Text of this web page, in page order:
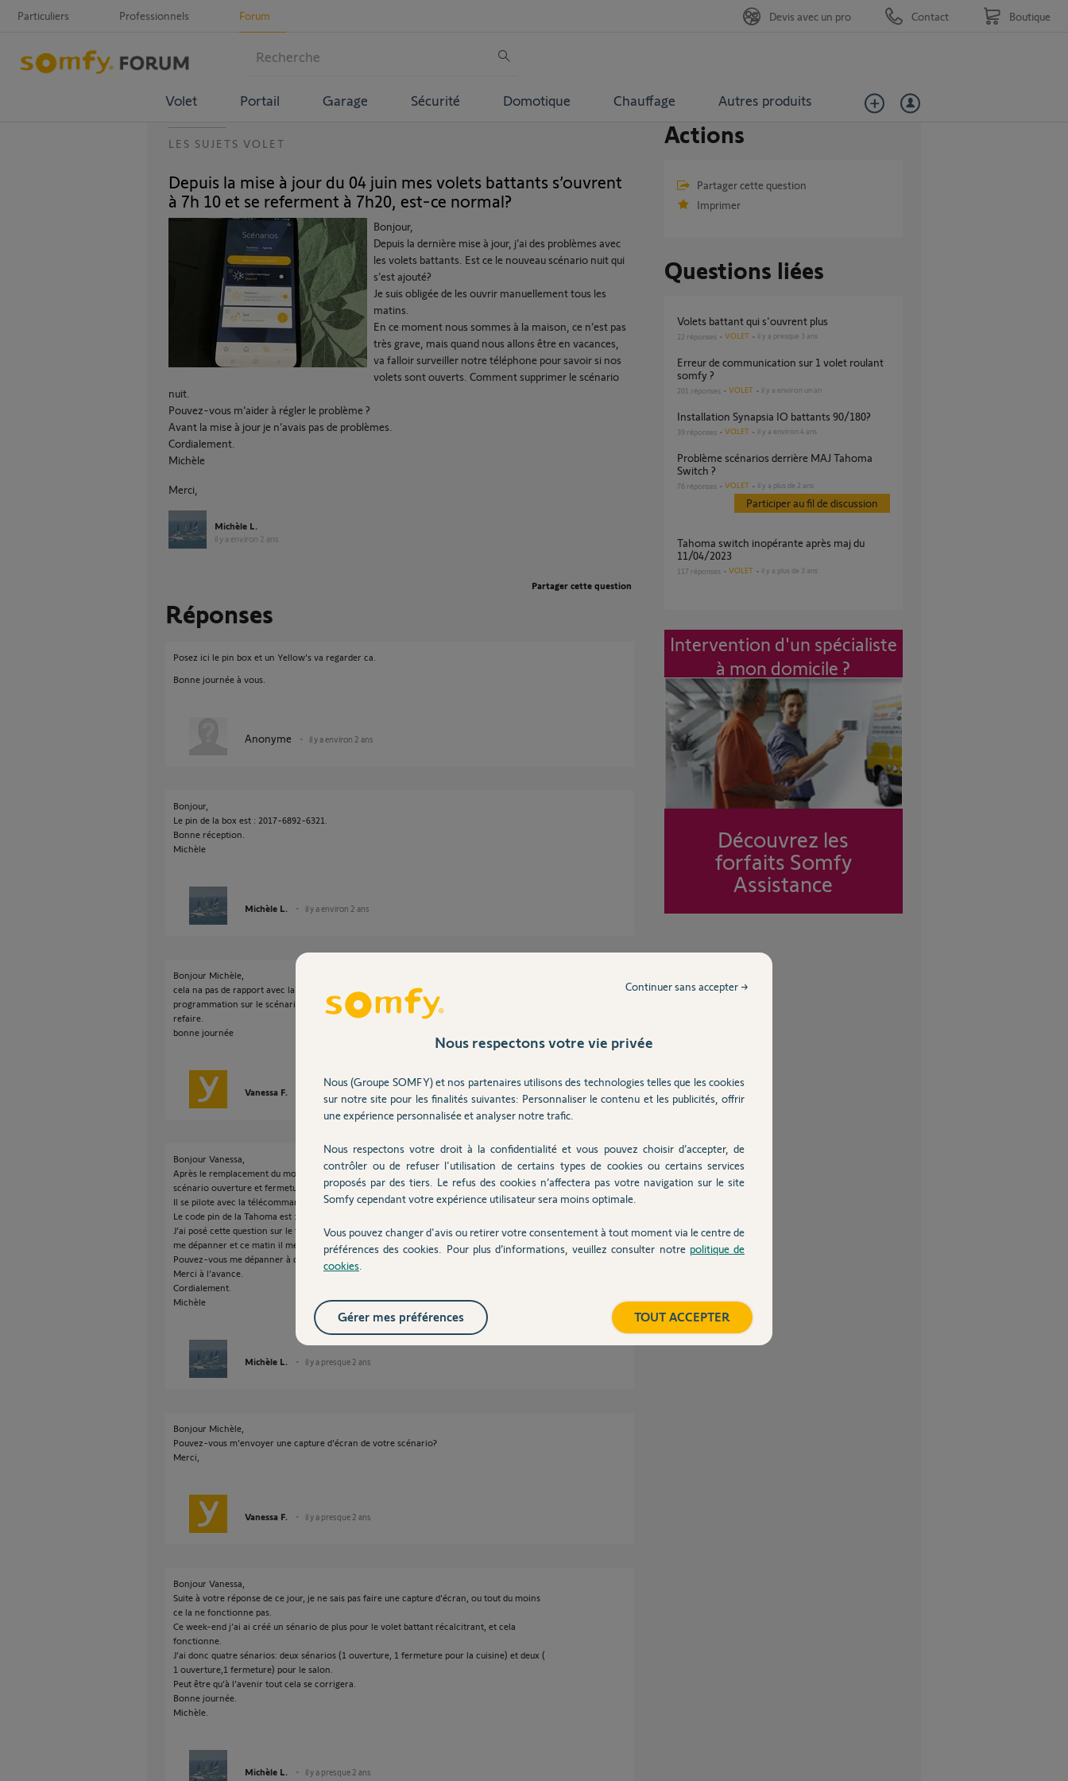
Particuliers Professionnels Forum
Volet Portail Garage Sécurité Domotique Chauffage Autres produits
Devis avec un pro Contact Boutique
LES SUJETS VOLET
Depuis la mise à jour du 04 juin mes volets battants s’ouvrent
à 7h 10 et se referment à 7h20, est-ce normal?
Bonjour,
Depuis la dernière mise à jour, j’ai des problèmes avec
les volets battants. Est ce le nouveau scénario nuit qui
s’est ajouté?
Je suis obligée de les ouvrir manuellement tous les
matins.
En ce moment nous sommes à la maison, ce n’est pas
très grave, mais quand nous allons être en vacances,
va falloir surveiller notre téléphone pour savoir si nos
volets sont ouverts. Comment supprimer le scénario
nuit.
Pouvez-vous m’aider à régler le problème ?
Avant la mise à jour je n’avais pas de problèmes.
Cordialement.
Michèle
Merci,
Michèle L.
il y a environ 2 ans
Partager cette question
Réponses
Posez ici le pin box et un Yellow's va regarder ca.
Bonne journée à vous.
Anonyme il y a environ 2 ans
Bonjour,
Le pin de la box est : 2017-6892-6321.
Bonne réception.
Michèle
Michèle L. il y a environ 2 ans
Bonjour Michèle,
cela na pas de rapport avec la mise a jour. visiblement il y a une erreur sur la
programmation sur le scénario 3 je supprime tout vos programmation horaire il faudra les
refaire.
bonne journée
Vanessa F. il y a environ 2 ans
Bonjour Vanessa,
Après le remplacement du moteur volet du salon, ce dernier ne se pilote pas avec le
scénario ouverture et fermeture.
Il se pilote avec la télécommande, le téléphone, la tablette.
Le code pin de la Tahoma est :2017- 6892-6321.
J’ai posé cette question sur le forum hier, c’est Coyote qui m’a répondu mais il ne sait pas
me dépanner et ce matin il me dit de m’adresser à vous.
Pouvez-vous me dépanner à distance. Mon installateur ne sait pas.
Merci à l’avance.
Cordialement.
Michèle
Michèle L. il y a presque 2 ans
Bonjour Michèle,
Pouvez-vous m'envoyer une capture d'écran de votre scénario?
Merci,
Vanessa F. il y a presque 2 ans
Bonjour Vanessa,
Suite à votre réponse de ce jour, je ne sais pas faire une capture d’écran, ou tout du moins
ce la ne fonctionne pas.
Ce week-end j’ai ai créé un sénario de plus pour le volet battant récalcitrant, et cela
fonctionne.
J’ai donc quatre sénarios: deux sénarios (1 ouverture, 1 fermeture pour la cuisine) et deux (
1 ouverture,1 fermeture) pour le salon.
Peut être qu’à l’avenir tout cela se corrigera.
Bonne journée.
Michèle.
Michèle L. il y a presque 2 ans
Actions
Partager cette question
Imprimer
Questions liées
Volets battant qui s'ouvrent plus
22 réponses VOLET il y a presque 3 ans
Erreur de communication sur 1 volet roulant
somfy ?
201 réponses VOLET il y a environ un an
Installation Synapsia IO battants 90/180?
39 réponses VOLET il y a environ 4 ans
Problème scénarios derrière MAJ Tahoma
Switch ?
76 réponses VOLET il y a plus de 2 ans
Participer au fil de discussion
Tahoma switch inopérante après maj du
11/04/2023
117 réponses VOLET il y a plus de 3 ans
Intervention d'un spécialiste
à mon domicile ?
Découvrez les
forfaits Somfy
Assistance
Nous respectons votre vie privée
Nous (Groupe SOMFY) et nos partenaires utilisons des technologies telles que les cookies
sur notre site pour les finalités suivantes: Personnaliser le contenu et les publicités, offrir
une expérience personnalisée et analyser notre trafic.
Nous respectons votre droit à la confidentialité et vous pouvez choisir d’accepter, de
contrôler ou de refuser l'utilisation de certains types de cookies ou certains services
proposés par des tiers. Le refus des cookies n’affectera pas votre navigation sur le site
Somfy cependant votre expérience utilisateur sera moins optimale.
Vous pouvez changer d'avis ou retirer votre consentement à tout moment via le centre de
préférences des cookies. Pour plus d’informations, veuillez consulter notre politique de
cookies
Continuer sans accepter →
TOUT ACCEPTER
Gérer mes préférences